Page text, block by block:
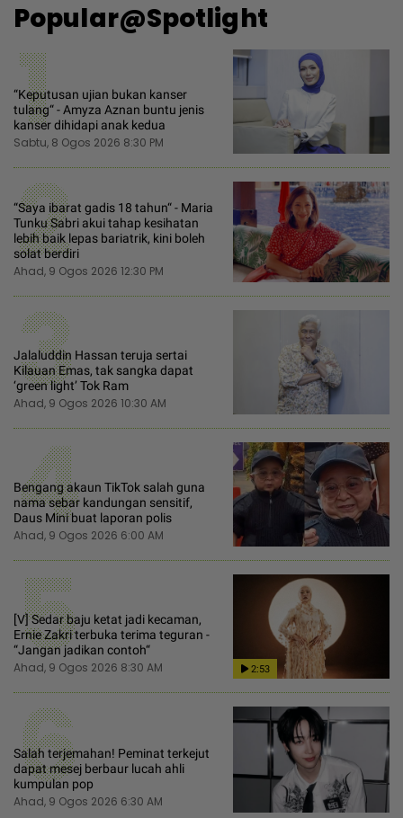
Popular@Spotlight
1
“Keputusan ujian bukan kanser
tulang“ - Amyza Aznan buntu jenis
kanser dihidapi anak kedua
Sabtu, 8 Ogos 2026 8:30 PM
2
“Saya ibarat gadis 18 tahun“ - Maria
Tunku Sabri akui tahap kesihatan
lebih baik lepas bariatrik, kini boleh
solat berdiri
Ahad, 9 Ogos 2026 12:30 PM
3
Jalaluddin Hassan teruja sertai
Kilauan Emas, tak sangka dapat
‘green light’ Tok Ram
Ahad, 9 Ogos 2026 10:30 AM
4
Bengang akaun TikTok salah guna
nama sebar kandungan sensitif,
Daus Mini buat laporan polis
Ahad, 9 Ogos 2026 6:00 AM
5
[V] Sedar baju ketat jadi kecaman,
Ernie Zakri terbuka terima teguran -
“Jangan jadikan contoh“
Ahad, 9 Ogos 2026 8:30 AM 2:53
6
Salah terjemahan! Peminat terkejut
dapat mesej berbaur lucah ahli
kumpulan pop
Ahad, 9 Ogos 2026 6:30 AM